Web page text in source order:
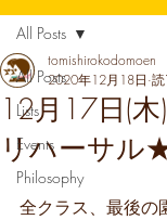
All Posts
Lists
Events
Philosophy
All Posts
12月17日(
リハーサル
tomishirokodomoen
2020年12月18日
全クラス、最後